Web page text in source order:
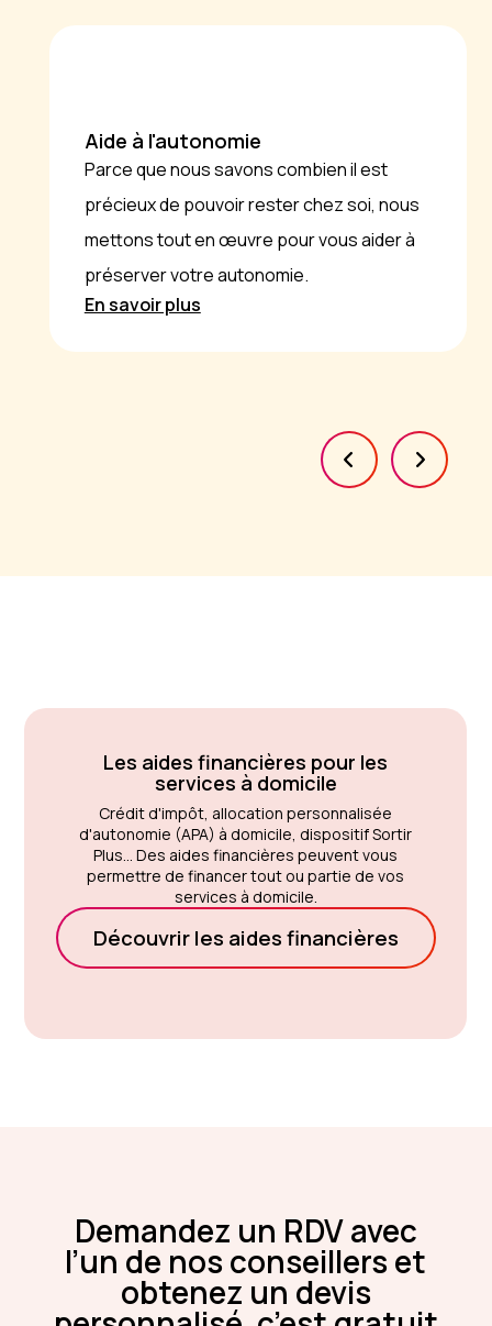
Aide à l'autonomie
Parce que nous savons combien il est
précieux de pouvoir rester chez soi, nous
mettons tout en œuvre pour vous aider à
préserver votre autonomie.
En savoir plus
Les aides financières pour les
services à domicile
Crédit d'impôt, allocation personnalisée
d'autonomie (APA) à domicile, dispositif Sortir
Plus... Des aides financières peuvent vous
permettre de financer tout ou partie de vos
services à domicile.
Découvrir les aides financières
Demandez un RDV avec
l’un de nos conseillers et
obtenez un devis